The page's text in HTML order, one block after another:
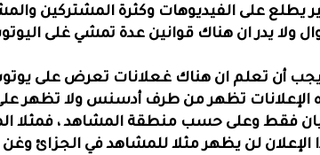
يطلع على الفيديوهات وكثرة المشتركين
ولا يدر ان هناك قوانين عدة تمشي غلى
يجب أن تعلم ان هناك غعلانات تعرض على
الإعلانات تظهر من طرف أدسنس ولا تظهر
فقط وعلى حسب منطقة المشاهد ، فمثلا
الإعلان لن يظهر مثلا للمشاهد في الجزائ